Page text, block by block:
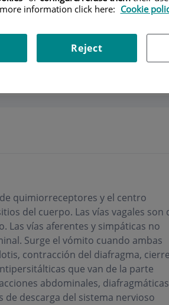
quimiorreceptores y el centro
del cuerpo. Las vías vagales son
Las vías aferentes y simpáticas no
Surge el vómito cuando ambas
contracción del diafragma, cierre
que van de la parte
abdominales,
de descarga del sistema nervioso
more information click here: Cookie
Reject